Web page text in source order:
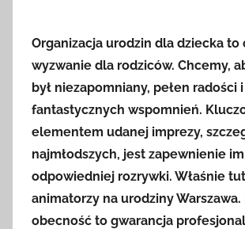
Organizacja urodzin dla dziecka to
wyzwanie dla rodziców. Chcemy,
był niezapomniany, pełen radości i
fantastycznych wspomnień.
elementem udanej imprezy,
najmłodszych, jest zapewnienie im
odpowiedniej rozrywki. Właśnie
animatorzy na urodziny Warszawa.
obecność to gwarancja